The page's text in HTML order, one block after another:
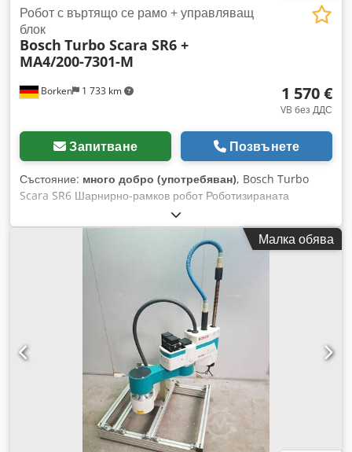
Borken 1 733 km
Робот с въртящо се рамо + управляващ
блок
Bosch Turbo Scara SR6 +
MA4/200-7301-M
1 570 €
VB без ДДС
Запитване Позвънете
Състояние: много добро (употребяван), Bosch Turbo
Scara SR6 Шарнирно-рамков робот Роботизираната
система SR6/SR8 се състои от здрава роботизирана
механика с четири свободно програмируеми оси.
Благодарение на високата си скорост и товароносимост (до
8 кг), този робот е идеален за монтажни дейности и бързи
Pick & Place операции. Турбо SCARA SR6 и SR8 са
шарнирно-рамкови роботи (SCARA роботи) с четири оси и
следните предимства: • Минимално време за цикъл при
максимална прецизност • Голям работен обхват и различни
ходове • Дефинирани механични интерфейси • PC-
управление с разнообразни възможности за комуникация •
В съответствие с международните стандарти • Безчеткова
задвижваща технология, която намалява нуждата от
ремонт • Интегрирана потребителска инсталация, по избор:
захващач за свързване към Tool Connector • Вградена
система за безопасност (сигурност клас 3) като стандарт •
Малка обява